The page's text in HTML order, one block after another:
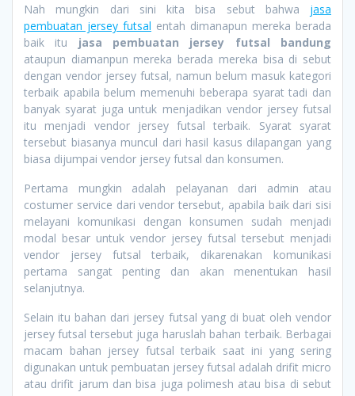
Nah mungkin dari sini kita bisa sebut bahwa jasa
pembuatan jersey futsal entah dimanapun mereka berada
baik itu jasa pembuatan jersey futsal bandung
ataupun diamanpun mereka berada mereka bisa di sebut
dengan vendor jersey futsal, namun belum masuk kategori
terbaik apabila belum memenuhi beberapa syarat tadi dan
banyak syarat juga untuk menjadikan vendor jersey futsal
itu menjadi vendor jersey futsal terbaik. Syarat syarat
tersebut biasanya muncul dari hasil kasus dilapangan yang
biasa dijumpai vendor jersey futsal dan konsumen.
Pertama mungkin adalah pelayanan dari admin atau
costumer service dari vendor tersebut, apabila baik dari sisi
melayani komunikasi dengan konsumen sudah menjadi
modal besar untuk vendor jersey futsal tersebut menjadi
vendor jersey futsal terbaik, dikarenakan komunikasi
pertama sangat penting dan akan menentukan hasil
selanjutnya.
Selain itu bahan dari jersey futsal yang di buat oleh vendor
jersey futsal tersebut juga haruslah bahan terbaik. Berbagai
macam bahan jersey futsal terbaik saat ini yang sering
digunakan untuk pembuatan jersey futsal adalah drifit micro
atau drifit jarum dan bisa juga polimesh atau bisa di sebut